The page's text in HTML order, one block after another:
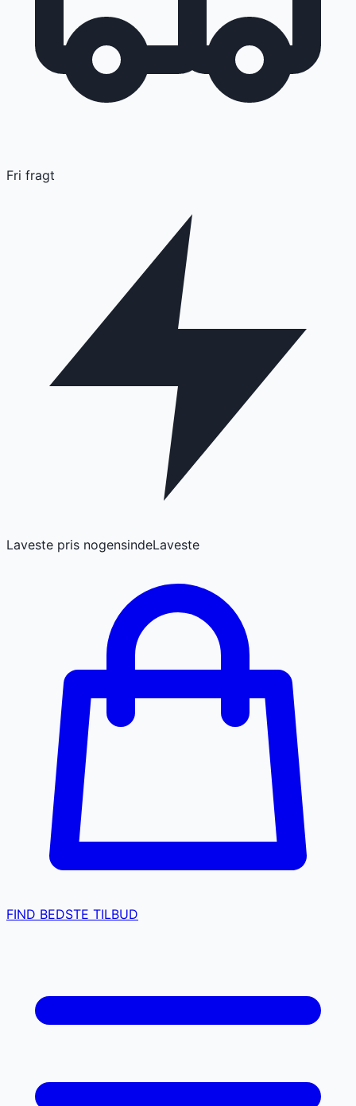
Fri fragt
Laveste pris nogensindeLaveste
FIND BEDSTE TILBUD